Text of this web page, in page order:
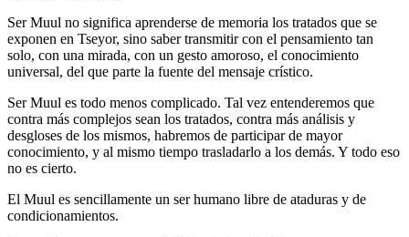
Ser Muul no significa aprenderse de memoria los tratados que se
exponen en Tseyor, sino saber transmitir con el pensamiento tan
solo, con una mirada, con un gesto amoroso, el conocimiento
universal, del que parte la fuente del mensaje crístico.
Ser Muul es todo menos complicado. Tal vez entenderemos que
contra más complejos sean los tratados, contra más análisis y
desgloses de los mismos, habremos de participar de mayor
conocimiento, y al mismo tiempo trasladarlo a los demás. Y todo eso
no es cierto.
El Muul es sencillamente un ser humano libre de ataduras y de
condicionamientos.